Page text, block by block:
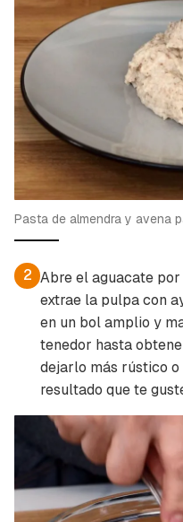
Pasta de almendra y avena
2 Abre el aguacate
extrae la pulpa con
en un bol amplio y
tenedor hasta
dejarlo más rústico
resultado que te